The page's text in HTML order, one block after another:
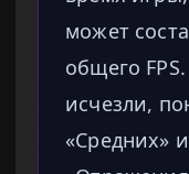
может
общего
исчезли,
«Средних»